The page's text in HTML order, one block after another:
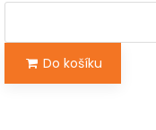
Do košíku